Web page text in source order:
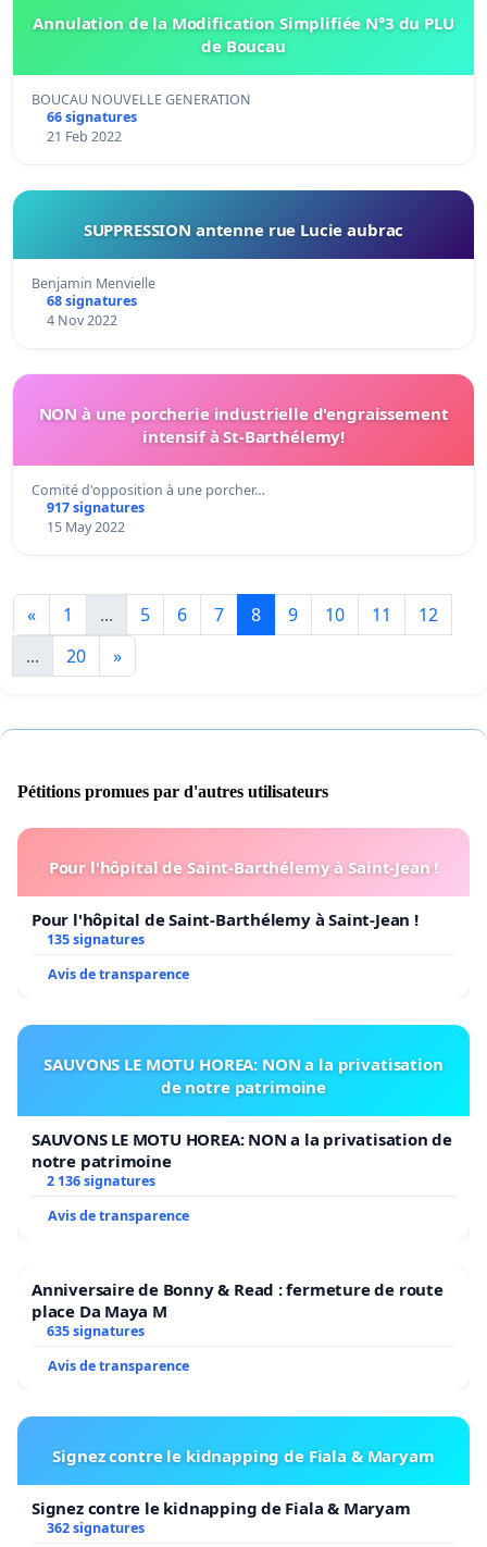
Annulation de la Modification Simplifiée N°3 du PLU
de Boucau
BOUCAU NOUVELLE GENERATION
66 signatures
21 Feb 2022
SUPPRESSION antenne rue Lucie aubrac
Benjamin Menvielle
68 signatures
4 Nov 2022
NON à une porcherie industrielle d'engraissement
intensif à St-Barthélemy!
Comité d'opposition à une porcher…
917 signatures
15 May 2022
« 1 ... 5 6 7 8 9 10 11
12
...
20 »
Pétitions promues par d'autres utilisateurs
Pour l'hôpital de Saint-Barthélemy à Saint-Jean !
Pour l'hôpital de Saint-Barthélemy à Saint-Jean !
135 signatures
Avis de transparence
SAUVONS LE MOTU HOREA: NON a la privatisation
de notre patrimoine
SAUVONS LE MOTU HOREA: NON a la privatisation de
notre patrimoine
2 136 signatures
Avis de transparence
Anniversaire de Bonny & Read : fermeture de route
place Da Maya M
635 signatures
Avis de transparence
Signez contre le kidnapping de Fiala & Maryam
Signez contre le kidnapping de Fiala & Maryam
362 signatures